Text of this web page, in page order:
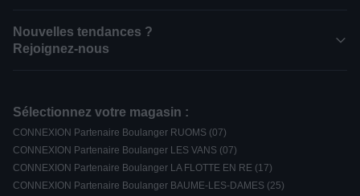
Nouvelles tendances ?
Rejoignez-nous
Sélectionnez votre magasin :
CONNEXION Partenaire Boulanger RUOMS (07)
CONNEXION Partenaire Boulanger LES VANS (07)
CONNEXION Partenaire Boulanger LA FLOTTE EN RE (17)
CONNEXION Partenaire Boulanger BAUME-LES-DAMES (25)